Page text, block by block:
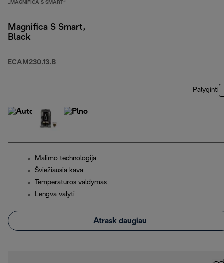
„MAGNIFICA S SMART“
Magnifica S Smart,
Black
ECAM230.13.B
Palyginti
Malimo technologija
Šviežiausia kava
Temperatūros valdymas
Lengva valyti
Atrask daugiau